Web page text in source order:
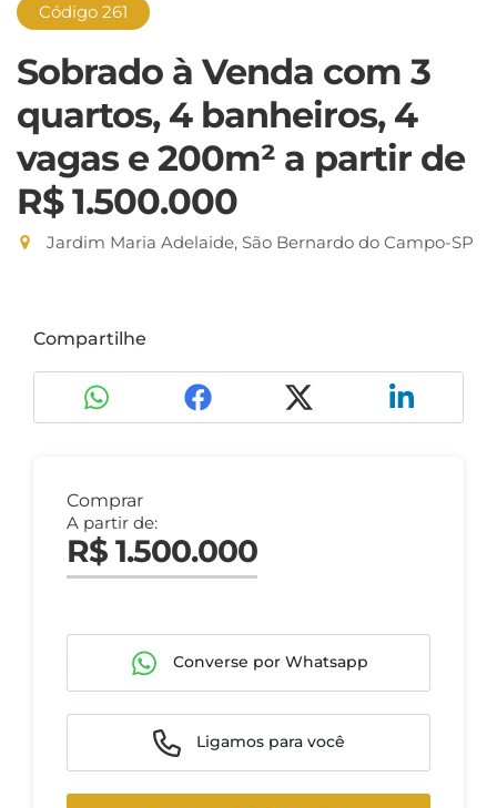
Código 261
Sobrado à Venda com 3
quartos, 4 banheiros, 4
vagas e 200m² a partir de
R$ 1.500.000
Jardim Maria Adelaide, São Bernardo do Campo-SP
Compartilhe
Comprar
A partir de:
R$ 1.500.000
Converse por Whatsapp
Ligamos para você